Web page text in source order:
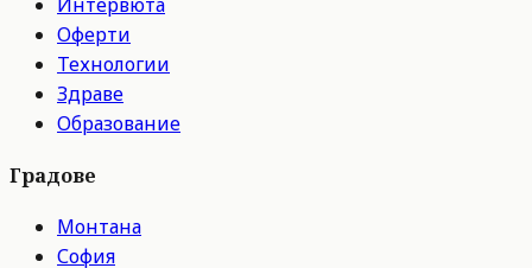
Оферти
Технологии
Здраве
Образование
Градове
Монтана
София